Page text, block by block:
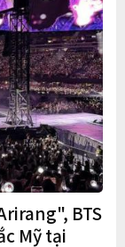
BTS
Mỹ tại